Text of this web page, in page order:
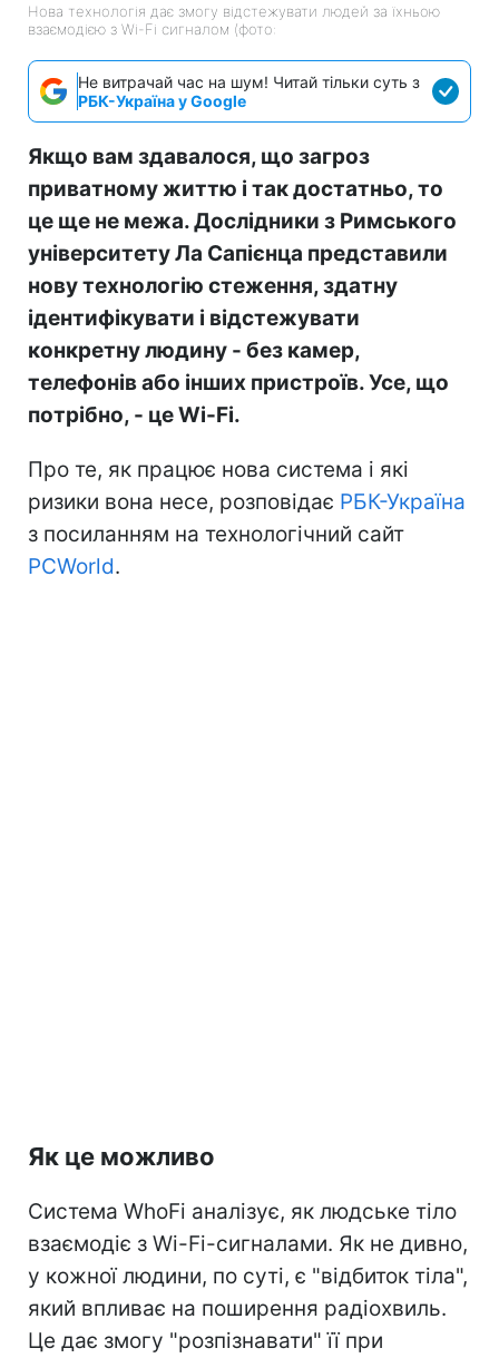
Нова технологія дає змогу відстежувати людей за їхньою
взаємодією з Wi-Fi сигналом (фото:
Не витрачай час на шум! Читай тільки суть з
РБК-Україна у Google
Якщо вам здавалося, що загроз
приватному життю і так достатньо, то
це ще не межа. Дослідники з Римського
університету Ла Сапієнца представили
нову технологію стеження, здатну
ідентифікувати і відстежувати
конкретну людину - без камер,
телефонів або інших пристроїв. Усе, що
потрібно, - це Wi-Fi.
Про те, як працює нова система і які
ризики вона несе, розповідає РБК-Україна
з посиланням на технологічний сайт
PCWorld.
Як це можливо
Система WhoFi аналізує, як людське тіло
взаємодіє з Wi-Fi-сигналами. Як не дивно,
у кожної людини, по суті, є "відбиток тіла",
який впливає на поширення радіохвиль.
Це дає змогу "розпізнавати" її при